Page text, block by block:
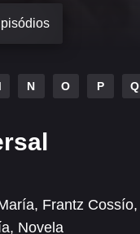
N O P Q
, Frantz Cossío,
, Novela